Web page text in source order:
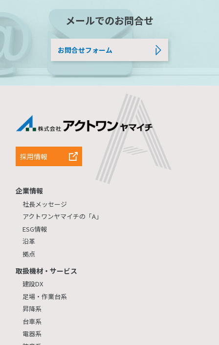
メールでのお問合せ
お問合せフォーム
採用情報
企業情報
社長メッセージ
アクトワンヤマイチの「A」
ESG情報
沿革
拠点
取扱機材・サービス
建設DX
足場・作業台系
昇降系
台車系
電器系